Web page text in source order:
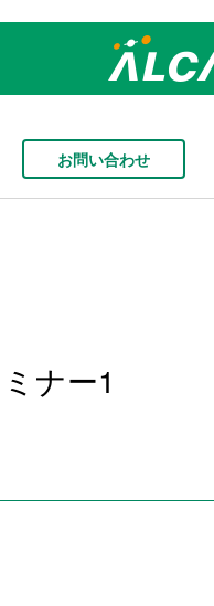
お問い合わせ
ナー1